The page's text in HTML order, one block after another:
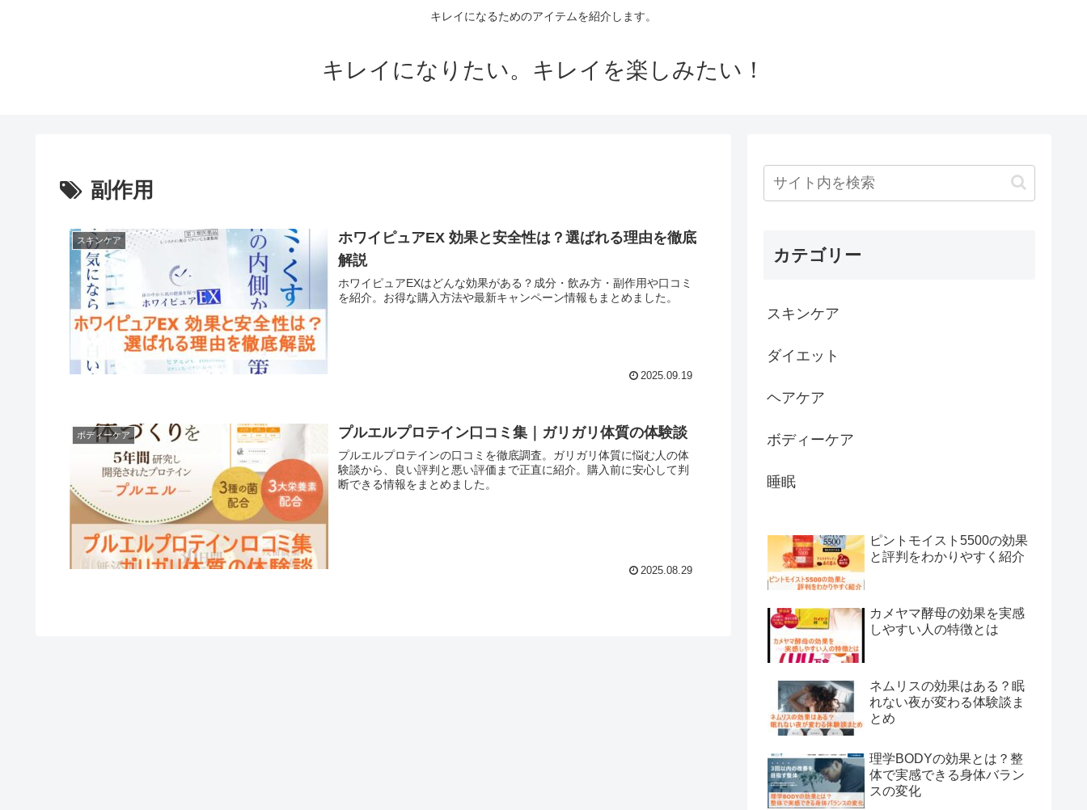
キレイになるためのアイテムを紹介します。
キレイになりたい。キレイを楽しみたい！
副作用
スキンケア
ホワイピュアEX 効果と安全性は？選ばれる理由を徹底
解説
ホワイピュアEXはどんな効果がある？成分・飲み方・副作用や口コミ
を紹介。お得な購入方法や最新キャンペーン情報もまとめました。
2025.09.19
ボディーケア プルエルプロテイン口コミ集｜ガリガリ体質の体験談
プルエルプロテインの口コミを徹底調査。ガリガリ体質に悩む人の体
験談から、良い評判と悪い評価まで正直に紹介。購入前に安心して判
断できる情報をまとめました。
2025.08.29
カテゴリー
スキンケア
ダイエット
ヘアケア
ボディーケア
睡眠
ピントモイスト5500の効果
と評判をわかりやすく紹介
カメヤマ酵母の効果を実感
しやすい人の特徴とは
ネムリスの効果はある？眠
れない夜が変わる体験談ま
とめ
理学BODYの効果とは？整
体で実感できる身体バラン
スの変化